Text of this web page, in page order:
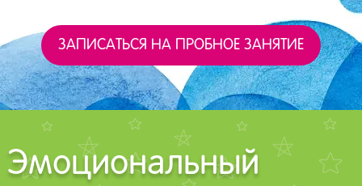
ЗАПИСАТЬСЯ НА ПРОБНОЕ ЗАНЯТИЕ
Эмоциональный